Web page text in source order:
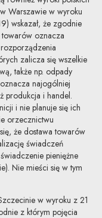
Warszawie w wyroku
wskazał, że zgodnie
oznacza
zalicza się wszelkie
także np. odpady
najogólniej
produkcja i handel.
i nie planuje się ich
orzecznictwu
że dostawa towarów
świadczeń
pieniężne
Nie mieści się w tym
w wyroku z 21
z którym pojęcia